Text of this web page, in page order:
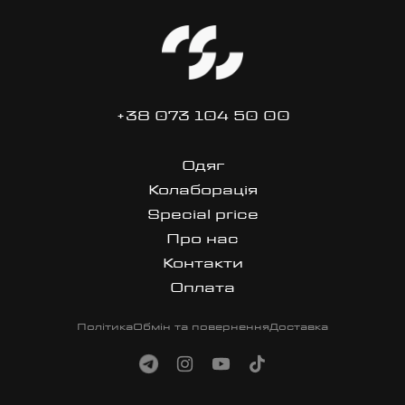
+38 073 104 50 00
Одяг
Колаборація
Special price
Про нас
Контакти
Оплата
ПолітикаОбмін та поверненняДоставка